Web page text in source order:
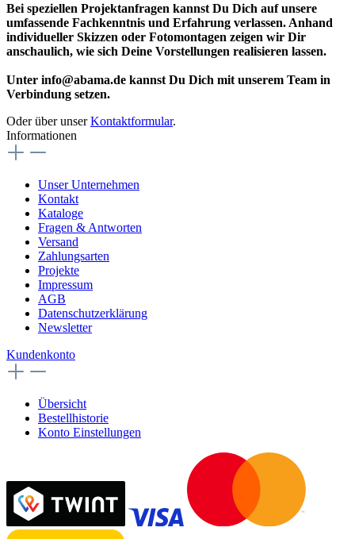
Bei speziellen Projektanfragen kannst Du Dich auf unsere
umfassende Fachkenntnis und Erfahrung verlassen. Anhand
individueller Skizzen oder Fotomontagen zeigen wir Dir
anschaulich, wie sich Deine Vorstellungen realisieren lassen.
Unter info@abama.de kannst Du Dich mit unserem Team in
Verbindung setzen.
Oder über unserKontaktformular.
Informationen
Unser Unternehmen
Kontakt
Kataloge
Fragen & Antworten
Versand
Zahlungsarten
Projekte
Impressum
AGB
Datenschutzerklärung
Newsletter
Kundenkonto
Übersicht
Bestellhistorie
Konto Einstellungen